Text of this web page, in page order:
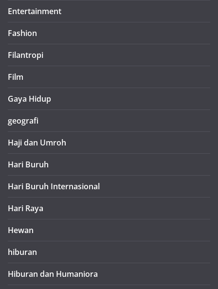
Entertainment
Fashion
Filantropi
Film
Gaya Hidup
geografi
Haji dan Umroh
Hari Buruh
Hari Buruh Internasional
Hari Raya
Hewan
hiburan
Hiburan dan Humaniora